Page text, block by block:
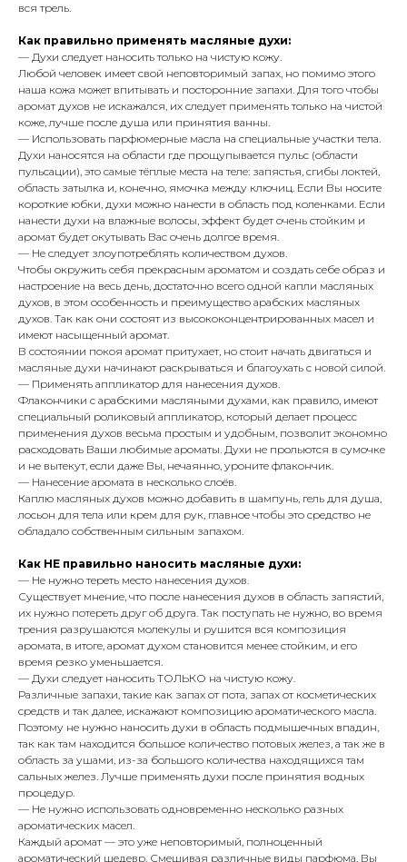
вся трель.
Как правильно применять масляные духи:
— Духи следует наносить только на чистую кожу.
Любой человек имеет свой неповторимый запах, но помимо этого
наша кожа может впитывать и посторонние запахи. Для того чтобы
аромат духов не искажался, их следует применять только на чистой
коже, лучше после душа или принятия ванны.
— Использовать парфюмерные масла на специальные участки тела.
Духи наносятся на области где прощупывается пульс (области
пульсации), это самые тёплые места на теле: запястья, сгибы локтей,
область затылка и, конечно, ямочка между ключиц. Если Вы носите
короткие юбки, духи можно нанести в область под коленками. Если
нанести духи на влажные волосы, эффект будет очень стойким и
аромат будет окутывать Вас очень долгое время.
— Не следует злоупотреблять количеством духов.
Чтобы окружить себя прекрасным ароматом и создать себе образ и
настроение на весь день, достаточно всего одной капли масляных
духов, в этом особенность и преимущество арабских масляных
духов. Так как они состоят из высококонцентрированных масел и
имеют насыщенный аромат.
В состоянии покоя аромат притухает, но стоит начать двигаться и
масляные духи начинают раскрываться и благоухать с новой силой.
— Применять аппликатор для нанесения духов.
Флакончики с арабскими масляными духами, как правило, имеют
специальный роликовый аппликатор, который делает процесс
применения духов весьма простым и удобным, позволит экономно
расходовать Ваши любимые ароматы. Духи не прольются в сумочке
и не вытекут, если даже Вы, нечаянно, уроните флакончик.
— Нанесение аромата в несколько слоёв.
Каплю масляных духов можно добавить в шампунь, гель для душа,
лосьон для тела или крем для рук, главное чтобы это средство не
обладало собственным сильным запахом.
Как НЕ правильно наносить масляные духи:
— Не нужно тереть место нанесения духов.
Существует мнение, что после нанесения духов в область запястий,
их нужно потереть друг об друга. Так поступать не нужно, во время
трения разрушаются молекулы и рушится вся композиция
аромата, в итоге, аромат духом становится менее стойким, и его
время резко уменьшается.
— Духи следует наносить ТОЛЬКО на чистую кожу.
Различные запахи, такие как запах от пота, запах от косметических
средств и так далее, искажают композицию ароматического масла.
Поэтому не нужно наносить духи в область подмышечных впадин,
так как там находится большое количество потовых желез, а так же в
область за ушами, из-за большого количества находящихся там
сальных желез. Лучше применять духи после принятия водных
процедур.
— Не нужно использовать одновременно несколько разных
ароматических масел.
Каждый аромат — это уже неповторимый, полноценный
ароматический шедевр. Смешивая различные виды парфюма, Вы